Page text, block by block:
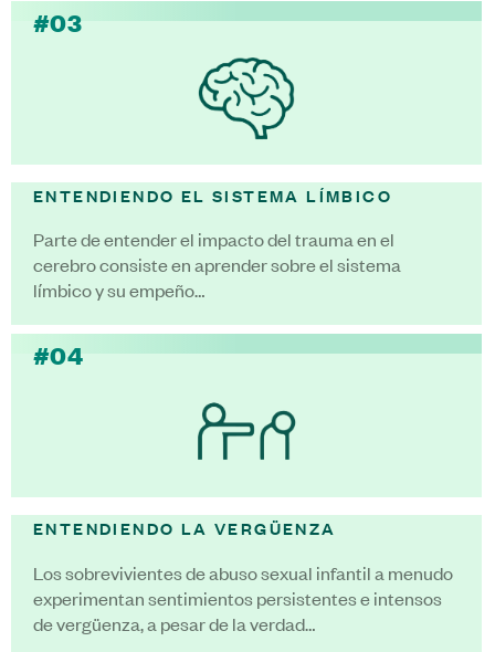
#03
ENTENDIENDO EL SISTEMA LÍMBICO
Parte de entender el impacto del trauma en el
cerebro consiste en aprender sobre el sistema
límbico y su empeño…
#04
ENTENDIENDO LA VERGÜENZA
Los sobrevivientes de abuso sexual infantil a menudo
experimentan sentimientos persistentes e intensos
de vergüenza, a pesar de la verdad…